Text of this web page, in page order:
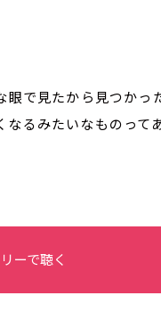
眼で見たから見つかっ
るみたいなものって
ーで聴く